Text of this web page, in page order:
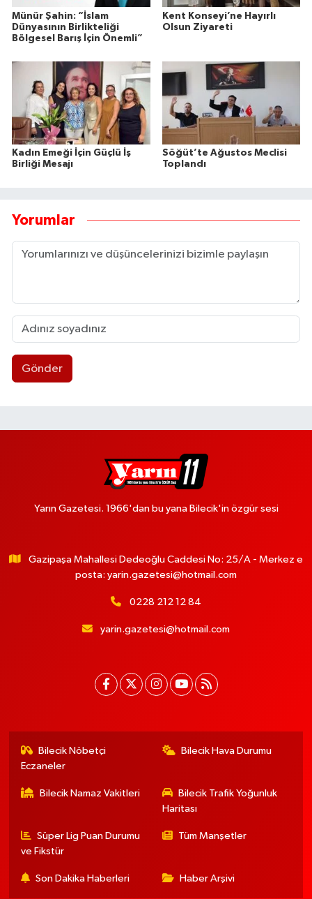
Münür Şahin: “İslam
Dünyasının Birlikteliği
Bölgesel Barış İçin Önemli”
Kent Konseyi’ne Hayırlı
Olsun Ziyareti
Kadın Emeği İçin Güçlü İş
Birliği Mesajı
Söğüt’te Ağustos Meclisi
Toplandı
Yorumlar
Gönder
Yarın Gazetesi. 1966'dan bu yana Bilecik'in özgür sesi
Gazipaşa Mahallesi Dedeoğlu Caddesi No: 25/A - Merkez e
posta: yarin.gazetesi@hotmail.com
0228 212 12 84
yarin.gazetesi@hotmail.com
Bilecik Nöbetçi
Eczaneler
Bilecik Hava Durumu
Bilecik Namaz Vakitleri
Bilecik Trafik Yoğunluk
Haritası
Süper Lig Puan Durumu
ve Fikstür
Tüm Manşetler
Son Dakika Haberleri Haber Arşivi